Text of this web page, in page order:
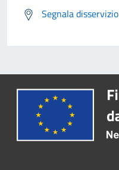
Segnala disservizio